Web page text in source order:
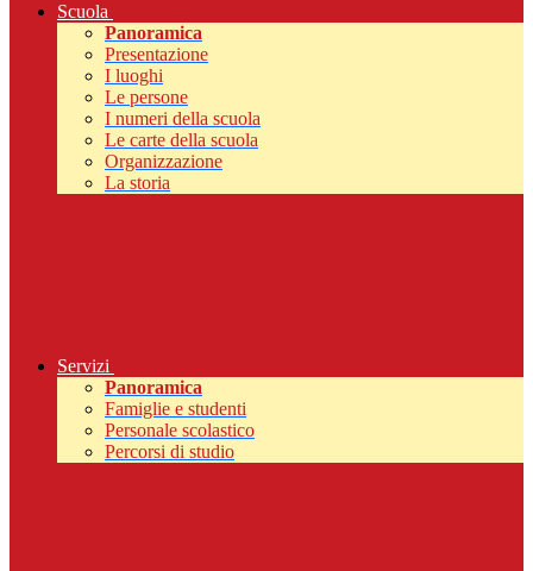
Scuola
Panoramica
Presentazione
I luoghi
Le persone
I numeri della scuola
Le carte della scuola
Organizzazione
La storia
Servizi
Panoramica
Famiglie e studenti
Personale scolastico
Percorsi di studio